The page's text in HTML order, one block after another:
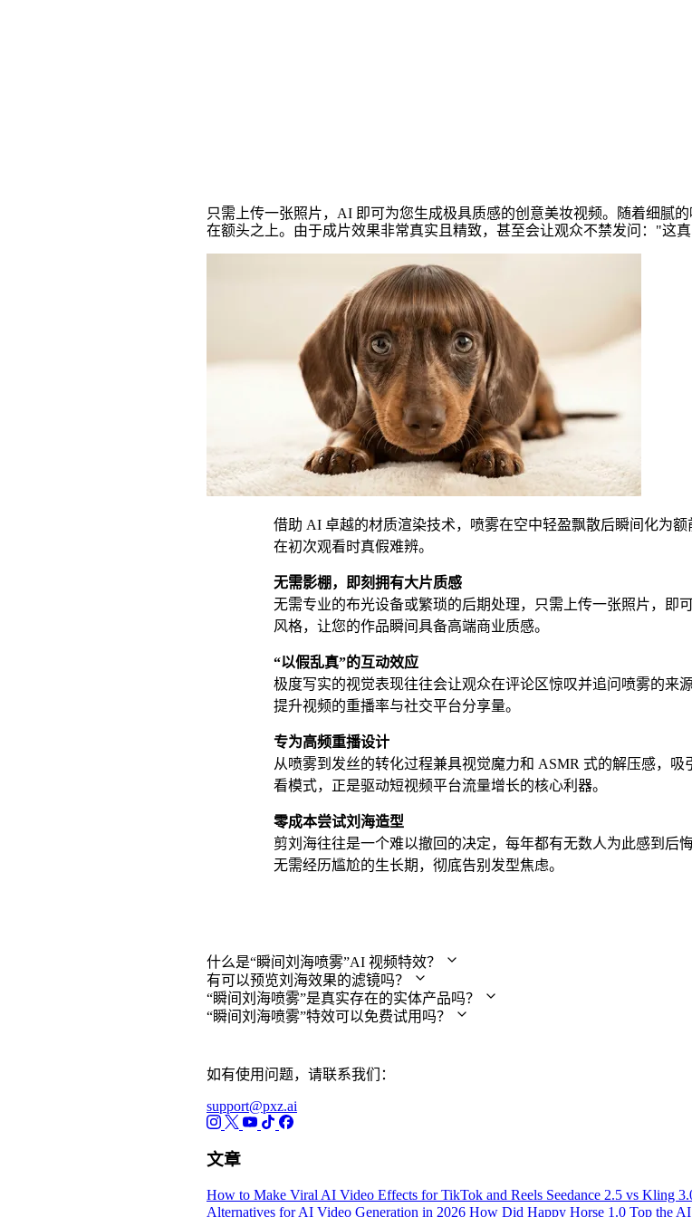
只需上传一张照片，AI 即可为您生成极具质感的创意美妆视频。随着细腻
在额头之上。由于成片效果非常真实且精致，甚至会让观众不禁发问："这
借助 AI 卓越的材质渲染技术，喷雾在空中轻盈飘散后瞬间化为
在初次观看时真假难辨。
无需影棚，即刻拥有大片质感
无需专业的布光设备或繁琐的后期处理，只需上传一张照片，即
风格，让您的作品瞬间具备高端商业质感。
“以假乱真”的互动效应
极度写实的视觉表现往往会让观众在评论区惊叹并追问喷雾的来
提升视频的重播率与社交平台分享量。
专为高频重播设计
从喷雾到发丝的转化过程兼具视觉魔力和 ASMR 式的解压感，
看模式，正是驱动短视频平台流量增长的核心利器。
零成本尝试刘海造型
剪刘海往往是一个难以撤回的决定，每年都有无数人为此感到后
无需经历尴尬的生长期，彻底告别发型焦虑。
什么是“瞬间刘海喷雾”AI 视频特效？
有可以预览刘海效果的滤镜吗？
“瞬间刘海喷雾”是真实存在的实体产品吗？
“瞬间刘海喷雾”特效可以免费试用吗？
如有使用问题，请联系我们：
support@pxz.ai
文章
How to Make Viral AI Video Effects for TikTok and Reels Seedance 2.5 vs Kling
Alternatives for AI Video Generation in 2026 How Did Happy Horse 1.0 Top the